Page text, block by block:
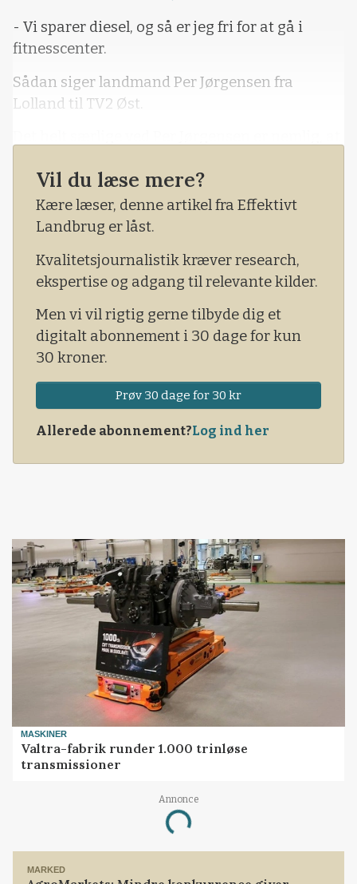
- Vi sparer diesel, og så er jeg fri for at gå i
fitnesscenter.
Sådan siger landmand Per Jørgensen fra
Lolland til TV2 Øst.
markarbejde. Ligesom man gjorde i gamle
dage.
Landmanden fortæller til TV2, at han i alt har
12 jyske arbejdsheste på stald på sin slægtsgård
ved Dannemare på Lolland.
Vil du læse mere?
Kære læser, denne artikel fra Effektivt
Landbrug er låst.
Kvalitetsjournalistik kræver research,
ekspertise og adgang til relevante kilder.
Men vi vil rigtig gerne tilbyde dig et
digitalt abonnement i 30 dage for kun
30 kroner.
Prøv 30 dage for 30 kr
Allerede abonnement?Log ind her
MASKINER
Valtra-fabrik runder 1.000 trinløse
transmissioner
Annonce
Loading...
MARKED